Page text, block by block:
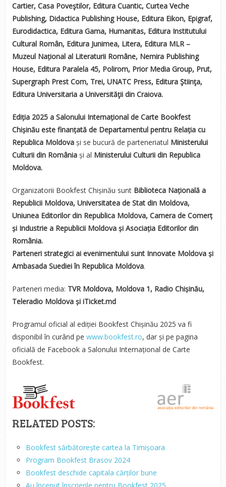
Cartier, Casa Poveştilor, Editura Cuantic, Curtea Veche
Publishing, Didactica Publishing House, Editura Eikon, Epigraf,
Eurodidactica, Editura Gama, Humanitas, Editura Institutului
Cultural Român, Editura Junimea, Litera, Editura MLR –
Muzeul Național al Literaturii Române, Nemira Publishing
House, Editura Paralela 45, Polirom, Prior Media Group, Prut,
Supergraph Prest Com, Trei, UNATC Press, Editura Ştiinţa,
Editura Universitaria a Universităţii din Craiova.
Ediția 2025 a Salonului Internațional de Carte Bookfest
Chișinău este finanțată de Departamentul pentru Relația cu
Republica Moldovași se bucură de parteneriatul Ministerului
Culturii din România și al Ministerului Culturii din Republica
Moldova.
Organizatorii Bookfest Chișinău sunt Biblioteca Națională a
Republicii Moldova, Universitatea de Stat din Moldova,
Uniunea Editorilor din Republica Moldova, Camera de Comerț
și Industrie a Republicii Moldova și Asociația Editorilor din
România.
Parteneri strategici ai evenimentului sunt Innovate Moldova și
Ambasada Suediei în Republica Moldova.
Parteneri media: TVR Moldova, Moldova 1, Radio Chișinău,
Teleradio Moldova și iTicket.md
Programul oficial al ediției Bookfest Chișinău 2025 va fi
disponibil în curând pe www.bookfest.ro, dar și pe pagina
oficială de Facebook a Salonului Internațional de Carte
Bookfest.
RELATED POSTS:
Bookfest sărbătorește cartea la Timișoara
Program Bookfest Brasov 2024
Bookfest deschide capitala cărților bune